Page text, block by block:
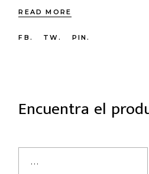
READ MORE
FB. TW. PIN.
Encuentra el
Search